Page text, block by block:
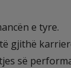
e tyre.
gjithë
së